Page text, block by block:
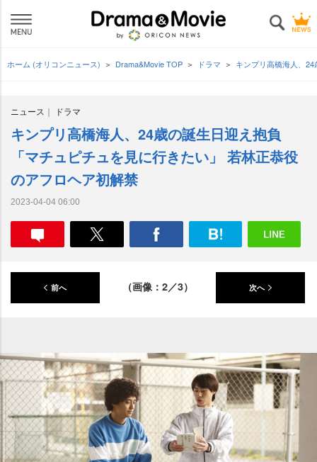
ホーム (オリコンニュース) Drama&Movie TOP ドラマ キンプリ高橋海人、
ニュース ドラマ
キンプリ高橋海人、24歳の誕生日迎え抱負
「マチュピチュを見に行きたい」 若林正恭役
のアフロヘア初解禁
2023-04-04 06:00
前へ （画像：2／3） 次へ